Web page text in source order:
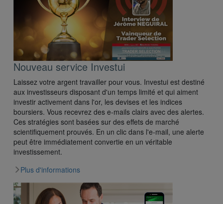
Nouveau service Investui
Laissez votre argent travailler pour vous. Investui est destiné
aux investisseurs disposant d'un temps limité et qui aiment
investir activement dans l'or, les devises et les indices
boursiers. Vous recevrez des e-mails clairs avec des alertes.
Ces stratégies sont basées sur des effets de marché
scientifiquement prouvés. En un clic dans l'e-mail, une alerte
peut être immédiatement convertie en un véritable
investissement.
Plus d'informations